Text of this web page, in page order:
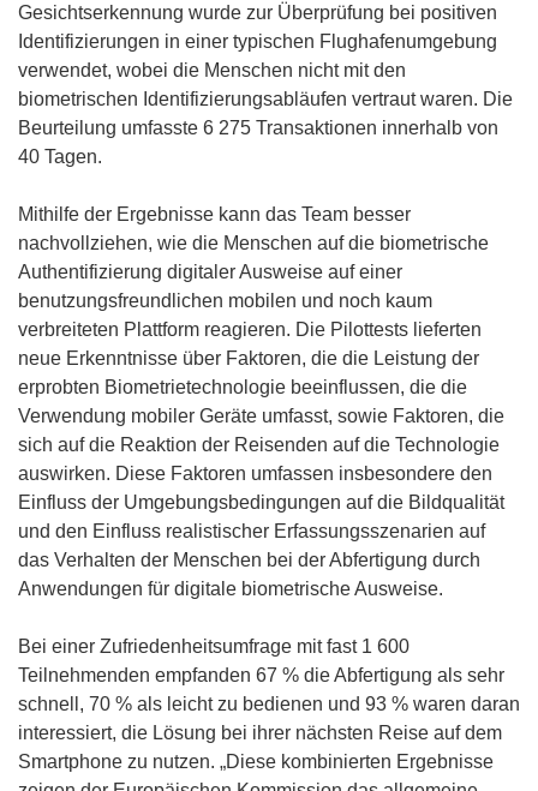
Gesichtserkennung wurde zur Überprüfung bei positiven
Identifizierungen in einer typischen Flughafenumgebung
verwendet, wobei die Menschen nicht mit den
biometrischen Identifizierungsabläufen vertraut waren. Die
Beurteilung umfasste 6 275 Transaktionen innerhalb von
40 Tagen.
Mithilfe der Ergebnisse kann das Team besser
nachvollziehen, wie die Menschen auf die biometrische
Authentifizierung digitaler Ausweise auf einer
benutzungsfreundlichen mobilen und noch kaum
verbreiteten Plattform reagieren. Die Pilottests lieferten
neue Erkenntnisse über Faktoren, die die Leistung der
erprobten Biometrietechnologie beeinflussen, die die
Verwendung mobiler Geräte umfasst, sowie Faktoren, die
sich auf die Reaktion der Reisenden auf die Technologie
auswirken. Diese Faktoren umfassen insbesondere den
Einfluss der Umgebungsbedingungen auf die Bildqualität
und den Einfluss realistischer Erfassungsszenarien auf
das Verhalten der Menschen bei der Abfertigung durch
Anwendungen für digitale biometrische Ausweise.
Bei einer Zufriedenheitsumfrage mit fast 1 600
Teilnehmenden empfanden 67 % die Abfertigung als sehr
schnell, 70 % als leicht zu bedienen und 93 % waren daran
interessiert, die Lösung bei ihrer nächsten Reise auf dem
Smartphone zu nutzen. „Diese kombinierten Ergebnisse